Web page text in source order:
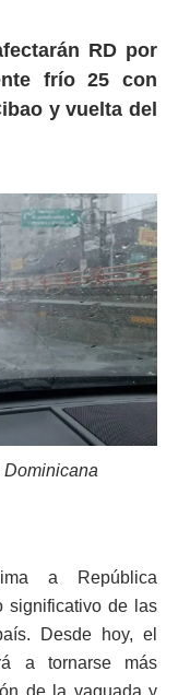
RD por
frío 25 con
y vuelta del
Dominicana
a República
significativo de las
Desde hoy, el
a tornarse más
de la vaguada y